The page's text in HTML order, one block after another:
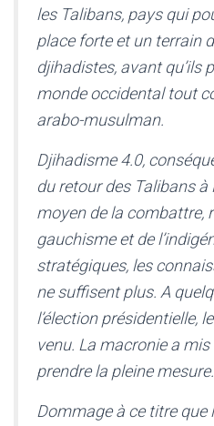
les Talibans, pays qui
place forte et un terrain
djihadistes, avant qu’ils
monde occidental tout
arabo-musulman.
Djihadisme 4.0,
du retour des Talibans à
moyen de la combattre,
gauchisme et de
stratégiques, les
ne suffisent plus. A
l’élection présidentielle,
venu. La macronie a
prendre la pleine mesure.
Dommage à ce titre que